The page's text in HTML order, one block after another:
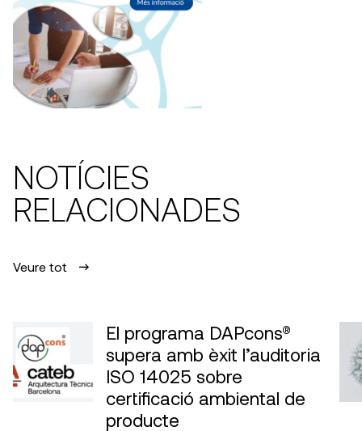
NOTÍCIES
RELACIONADES
Veure tot
El programa DAPcons®
supera amb èxit l’auditoria
ISO 14025 sobre
certificació ambiental de
producte